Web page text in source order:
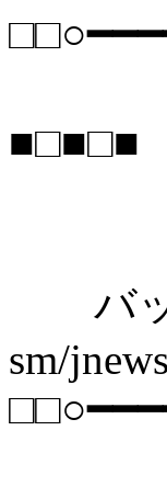
■□■□■
バッ
sm/
□ 最